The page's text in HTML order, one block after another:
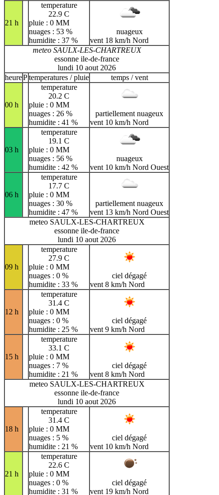
21 h
temperature
22.9 C
pluie : 0 MM
nuages : 53 %
humidite : 37 %
nuageux
vent 18 km/h Nord
meteo SAULX-LES-CHARTREUX
essonne ile-de-france
lundi 10 aout 2026
heurePtemperatures / pluie temps / vent
00 h
temperature
20.2 C
pluie : 0 MM
nuages : 26 %
humidite : 41 %
partiellement nuageux
vent 10 km/h Nord
03 h
temperature
19.1 C
pluie : 0 MM
nuages : 56 %
humidite : 42 %
nuageux
vent 10 km/h Nord Ouest
06 h
temperature
17.7 C
pluie : 0 MM
nuages : 30 %
humidite : 47 %
partiellement nuageux
vent 13 km/h Nord Ouest
meteo SAULX-LES-CHARTREUX
essonne ile-de-france
lundi 10 aout 2026
09 h
temperature
27.9 C
pluie : 0 MM
nuages : 0 %
humidite : 33 %
ciel dégagé
vent 8 km/h Nord
12 h
temperature
31.4 C
pluie : 0 MM
nuages : 0 %
humidite : 25 %
ciel dégagé
vent 9 km/h Nord
15 h
temperature
33.1 C
pluie : 0 MM
nuages : 7 %
humidite : 21 %
ciel dégagé
vent 8 km/h Nord
meteo SAULX-LES-CHARTREUX
essonne ile-de-france
lundi 10 aout 2026
18 h
temperature
31.4 C
pluie : 0 MM
nuages : 5 %
humidite : 21 %
ciel dégagé
vent 10 km/h Nord
21 h
temperature
22.6 C
pluie : 0 MM
nuages : 0 %
humidite : 31 %
ciel dégagé
vent 19 km/h Nord